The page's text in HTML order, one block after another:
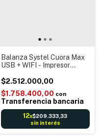
Balanza Systel Cuora Max
USB + WIFI - Impresor
Autoadhesiva Código
barras Reportes Digital
Electrónica
$2.512.000,00
$1.758.400,00 con
Transferencia bancaria
12x$209.333,33
sin interés